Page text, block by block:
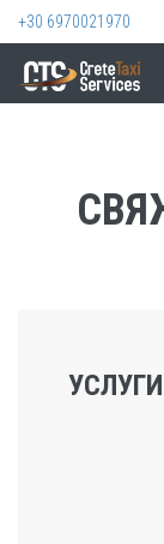
+30 6970021970
УСЛУГИ